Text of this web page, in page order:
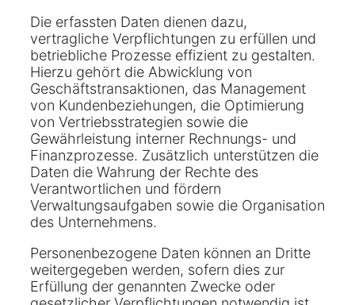
Die erfassten Daten dienen dazu,
vertragliche Verpflichtungen zu erfüllen und
betriebliche Prozesse effizient zu gestalten.
Hierzu gehört die Abwicklung von
Geschäftstransaktionen, das Management
von Kundenbeziehungen, die Optimierung
von Vertriebsstrategien sowie die
Gewährleistung interner Rechnungs- und
Finanzprozesse. Zusätzlich unterstützen die
Daten die Wahrung der Rechte des
Verantwortlichen und fördern
Verwaltungsaufgaben sowie die Organisation
des Unternehmens.
Personenbezogene Daten können an Dritte
weitergegeben werden, sofern dies zur
Erfüllung der genannten Zwecke oder